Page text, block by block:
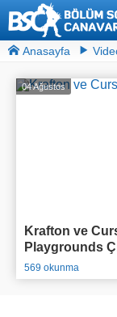
Anasayfa
04 Ağustos
Krafton ve
Playgrounds
95.000$ Ödül
Duyurdu
569 okunma